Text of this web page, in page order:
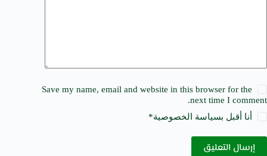
Save my name, email and website in this browser for the
next time I comment.
أنا أقبل بسياسة الخصوصية*
إرسال التعليق